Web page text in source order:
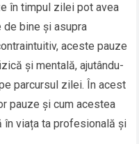
în timpul zilei pot avea
de bine și asupra
aceste pauze
și mentală, ajutându-
parcursul zilei. În acest
pauze și cum acestea
viața ta profesională și